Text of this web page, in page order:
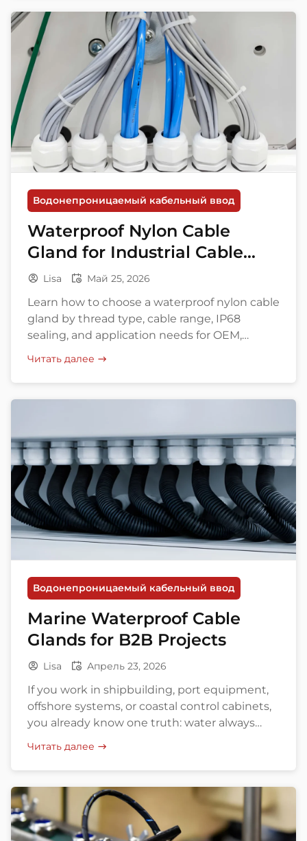
Водонепроницаемый кабельный ввод
Waterproof Nylon Cable
Gland for Industrial Cable
Entry
Lisa Май 25, 2026
Learn how to choose a waterproof nylon cable
gland by thread type, cable range, IP68
sealing, and application needs for OEM,
Читать далее
Водонепроницаемый кабельный ввод
Marine Waterproof Cable
Glands for B2B Projects
Lisa Апрель 23, 2026
If you work in shipbuilding, port equipment,
offshore systems, or coastal control cabinets,
you already know one truth: water always
and tight panel space turn a simple cable
entry into a surprisingly expensive weak
point. That is why marine waterproof cable
glands matter so much in real projects. […]
Читать далее